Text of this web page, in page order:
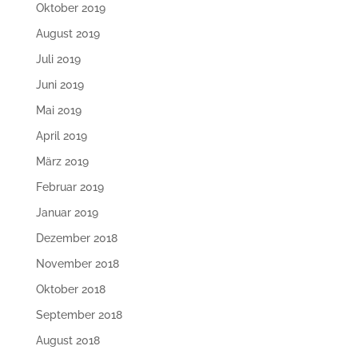
Oktober 2019
August 2019
Juli 2019
Juni 2019
Mai 2019
April 2019
März 2019
Februar 2019
Januar 2019
Dezember 2018
November 2018
Oktober 2018
September 2018
August 2018